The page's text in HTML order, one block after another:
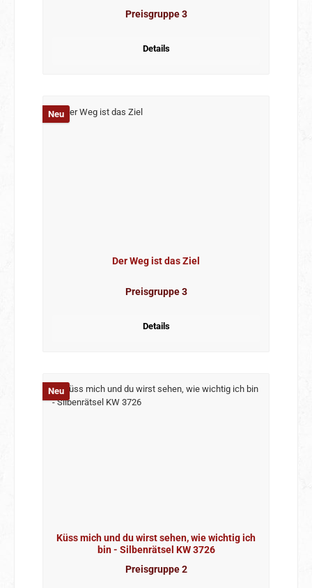
Preisgruppe 3
Details
Neu
Der Weg ist das Ziel
Preisgruppe 3
Details
Neu
Küss mich und du wirst sehen, wie wichtig ich
bin - Silbenrätsel KW 3726
Preisgruppe 2